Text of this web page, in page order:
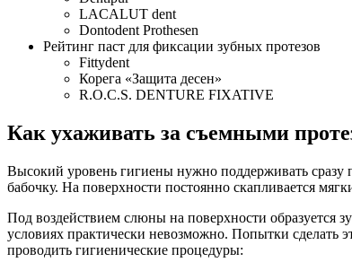
LACALUT dent
Dontodent Prothesen
Рейтинг паст для фиксации зубных протезов
Fittydent
Корега «Защита десен»
R.O.C.S. DENTURE FIXATIVE
Как ухаживать за съемными
Высокий уровень гигиены нужно поддерживать сразу
бабочку. На поверхности постоянно скапливается
Под воздействием слюны на поверхности образуется
условиях практически невозможно. Попытки сделать
проводить гигиенические процедуры: